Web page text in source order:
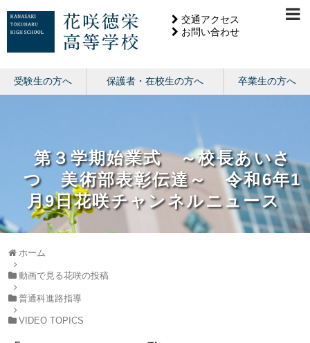
交通アクセス
お問い合わせ
受験生の方へ 保護者・在校生の方へ 卒業生の方へ
第３学期始業式 ～校長あいさ
つ 美術部表彰伝達～ 令和6年1
月9日花咲チャンネルニュース
ホーム
動画で見る花咲の投稿
普通科進路指導
VIDEO TOPICS